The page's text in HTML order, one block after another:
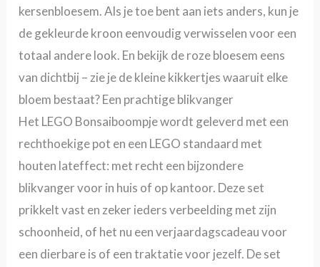
kersenbloesem. Als je toe bent aan iets anders, kun je
de gekleurde kroon eenvoudig verwisselen voor een
totaal andere look. En bekijk de roze bloesem eens
van dichtbij – zie je de kleine kikkertjes waaruit elke
bloem bestaat? Een prachtige blikvanger
Het LEGO Bonsaiboompje wordt geleverd met een
rechthoekige pot en een LEGO standaard met
houten lateffect: met recht een bijzondere
blikvanger voor in huis of op kantoor. Deze set
prikkelt vast en zeker ieders verbeelding met zijn
schoonheid, of het nu een verjaardagscadeau voor
een dierbare is of een traktatie voor jezelf. De set